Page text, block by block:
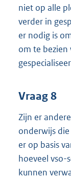
niet op alle
verder in
er nodig is
om te
Vraag 8
Zijn er
onderwijs
er op basis
hoeveel vso-
kunnen